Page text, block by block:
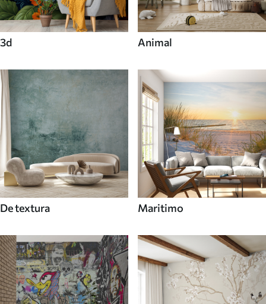
3d Animal
De textura Maritimo